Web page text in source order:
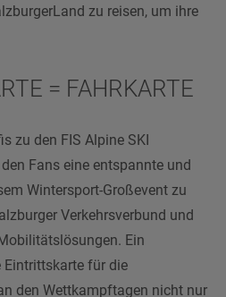
zu reisen, um ihre
= FAHRKARTE
zu den FIS Alpine SKI
Fans eine entspannte und
Wintersport-Großevent zu
Verkehrsverbund und
Ein
Eintrittskarte für die
den Wettkampftagen nicht nur